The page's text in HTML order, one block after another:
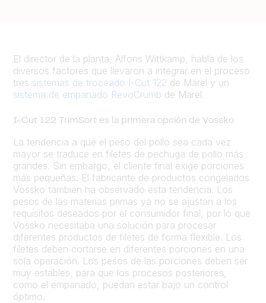
El director de la planta, Alfons Wittkamp, habla de los
diversos factores que llevaron a integrar en el proceso
tres sistemas de troceado I-Cut 122 de Marel y un
sistema de empanado RevoCrumb de Marel.
I-Cut 122 TrimSort es la primera opción de Vossko
La tendencia a que el peso del pollo sea cada vez
mayor se traduce en filetes de pechuga de pollo más
grandes. Sin embargo, el cliente final exige porciones
más pequeñas. El fabricante de productos congelados
Vossko también ha observado esta tendencia. Los
pesos de las materias primas ya no se ajustan a los
requisitos deseados por el consumidor final, por lo que
Vossko necesitaba una solución para procesar
diferentes productos de filetes de forma flexible. Los
filetes deben cortarse en diferentes porciones en una
sola operación. Los pesos de las porciones deben ser
muy estables, para que los procesos posteriores,
como el empanado, puedan estar bajo un control
óptimo.